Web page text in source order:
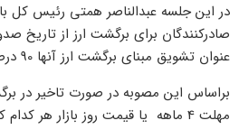
در این جلسه عبدالناصر همتی رئیس کل
عنوان تشویق مبنای برگشت ارز آنها 90 درصد ارزش پایه صادراتی خواهد بود.
براساس این مصوبه در صورت تاخیر در
مهلت 4 ماهه یا قیمت روز بازار هر کدام که کمتر باشد به بانک مرکزی بفروشند.